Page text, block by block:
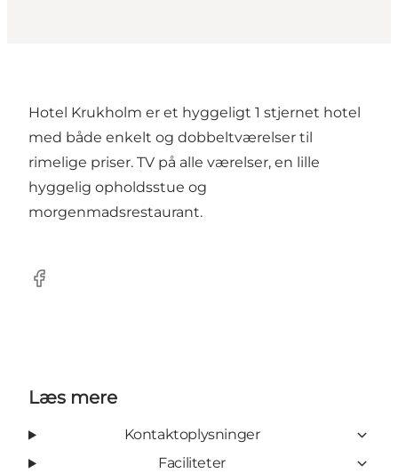
Hotel Krukholm er et hyggeligt 1 stjernet hotel
med både enkelt og dobbeltværelser til
rimelige priser. TV på alle værelser, en lille
hyggelig opholdsstue og
morgenmadsrestaurant.
Facebook
Læs mere
Kontaktoplysninger
Faciliteter